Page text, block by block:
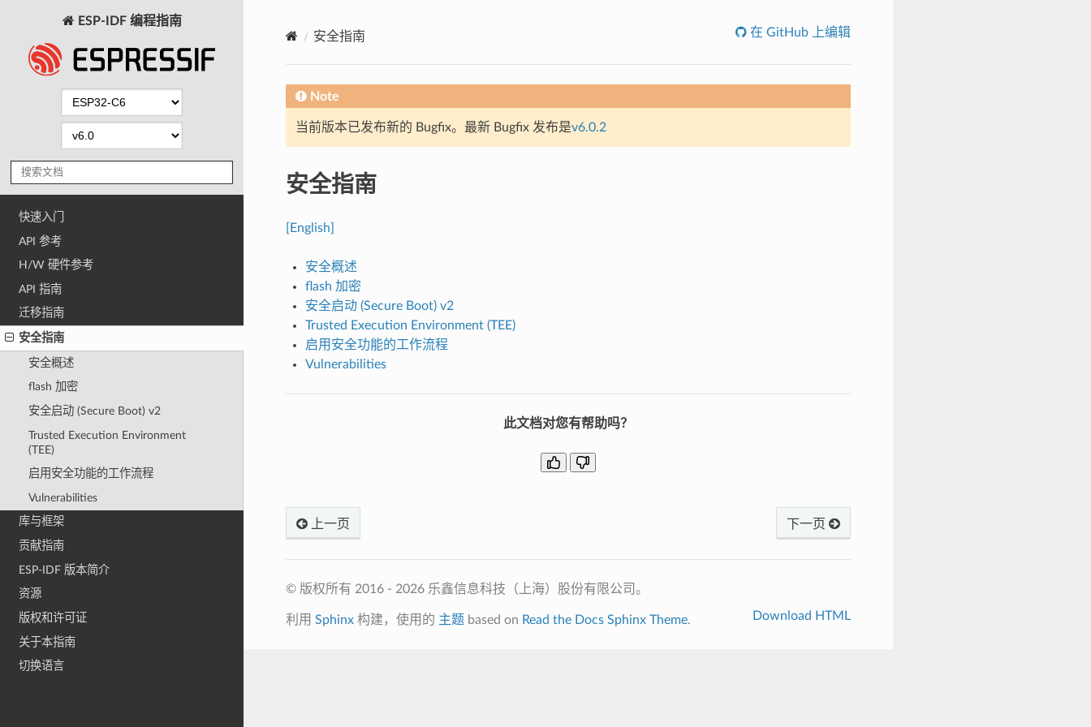
ESP-IDF 编程指南
快速入门
API 参考
H/W 硬件参考
API 指南
迁移指南
安全指南
安全概述
flash 加密
安全启动 (Secure Boot) v2
Trusted Execution Environment
(TEE)
启用安全功能的工作流程
Vulnerabilities
库与框架
贡献指南
ESP-IDF 版本简介
资源
版权和许可证
关于本指南
切换语言
安全指南 在 GitHub 上编辑
Note
当前版本已发布新的 Bugfix。最新 Bugfix 发布是v6.0.2
安全指南
[English]
安全概述
flash 加密
安全启动 (Secure Boot) v2
Trusted Execution Environment (TEE)
启用安全功能的工作流程
Vulnerabilities
此文档对您有帮助吗？
上一页 下一页
© 版权所有 2016 - 2026 乐鑫信息科技（上海）股份有限公司。
利用 Sphinx构建，使用的 主题 based on Read the Docs Sphinx Theme. Download HTML